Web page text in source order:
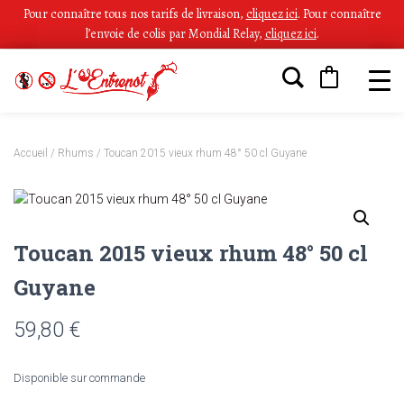
Pour connaître tous nos tarifs de livraison, cliquez ici. Pour connaître
l’envoie de colis par Mondial Relay, cliquez ici.
Accueil / Rhums / Toucan 2015 vieux rhum 48° 50 cl Guyane
Toucan 2015 vieux rhum 48° 50 cl
Guyane
59,80 €
Disponible sur commande